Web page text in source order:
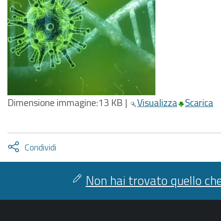
Dimensione immagine:13 KB | Visualizza Scarica
Condividi
facebook
twitter
Attiva
condividi
Non hai trovato quello